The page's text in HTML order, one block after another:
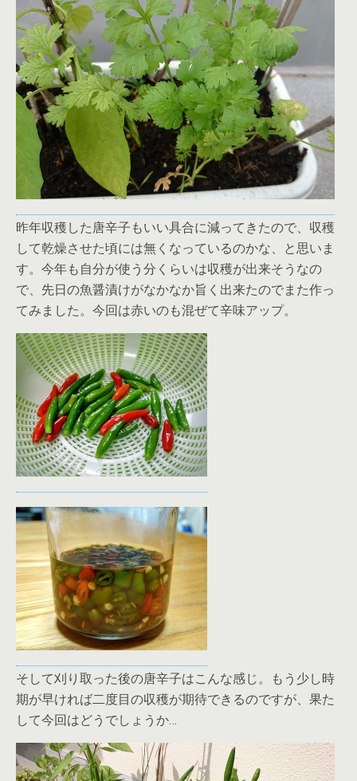
昨年収穫した唐辛子もいい具合に減ってきたので、収穫
して乾燥させた頃には無くなっているのかな、と思いま
す。今年も自分が使う分くらいは収穫が出来そうなの
で、先日の魚醤漬けがなかなか旨く出来たのでまた作っ
てみました。今回は赤いのも混ぜて辛味アップ。
そして刈り取った後の唐辛子はこんな感じ。もう少し時
期が早ければ二度目の収穫が期待できるのですが、果た
して今回はどうでしょうか…